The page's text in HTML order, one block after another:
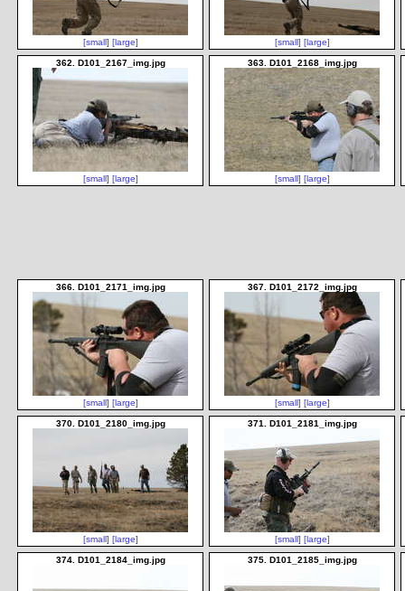
[small] [large] [small] [large]
362. D101_2167_img.jpg
[small] [large]
363. D101_2168_img.jpg
[small] [large]
366. D101_2171_img.jpg
[small] [large]
367. D101_2172_img.jpg
[small] [large]
370. D101_2180_img.jpg
[small] [large]
371. D101_2181_img.jpg
[small] [large]
374. D101_2184_img.jpg 375. D101_2185_img.jpg